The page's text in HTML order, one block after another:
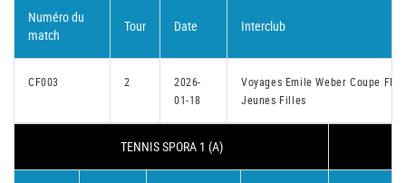
Numéro du
match
Tour Date Interclub
CF003 2
2026-
01-18
Voyages Emile Weber Coupe FLT
Jeunes Filles
TENNIS SPORA 1 (A)